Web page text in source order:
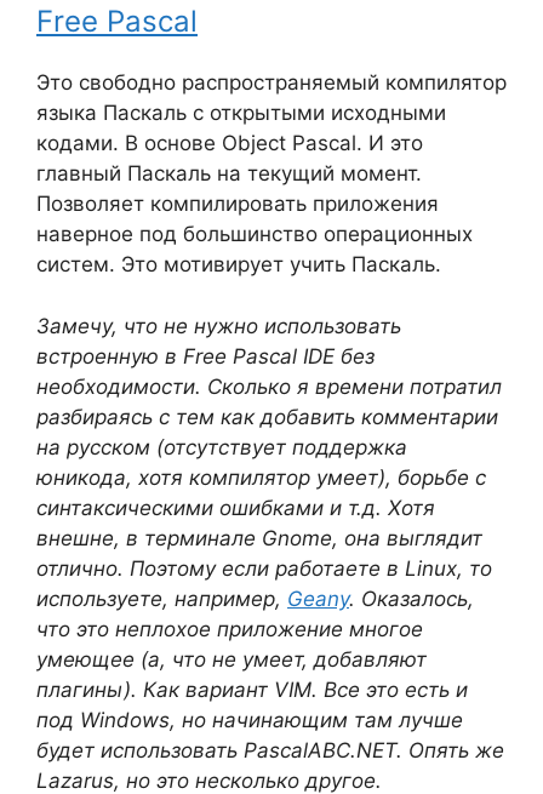
Free Pascal
Это свободно распространяемый компилятор
языка Паскаль с открытыми исходными
кодами. В основе Object Pascal. И это
главный Паскаль на текущий момент.
Позволяет компилировать приложения
наверное под большинство операционных
систем. Это мотивирует учить Паскаль.
Замечу, что не нужно использовать
встроенную в Free Pascal IDE без
необходимости. Сколько я времени потратил
разбираясь с тем как добавить комментарии
на русском (отсутствует поддержка
юникода, хотя компилятор умеет), борьбе с
синтаксическими ошибками и т.д. Хотя
внешне, в терминале Gnome, она выглядит
отлично. Поэтому если работаете в Linux, то
используете, например, Geany. Оказалось,
что это неплохое приложение многое
умеющее (а, что не умеет, добавляют
плагины). Как вариант VIM. Все это есть и
под Windows, но начинающим там лучше
будет использовать PascalABC.NET. Опять же
Lazarus, но это несколько другое.